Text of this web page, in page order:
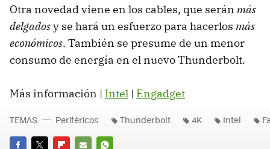
Otra novedad viene en los cables, que serán más
delgadosy se hará un esfuerzo para hacerlos más
económicos. También se presume de un menor
consumo de energía en el nuevo Thunderbolt.
Más información | Intel | Engadget
TEMAS Periféricos Thunderbolt 4K Intel